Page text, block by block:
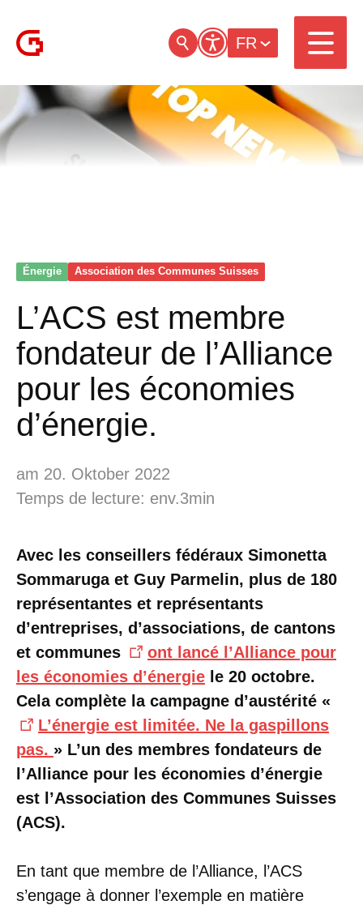
FR
Énergie Association des Communes Suisses
L’ACS est membre
fondateur de l’Alliance
pour les économies
d’énergie.
am 20. Oktober 2022
Temps de lecture: env.3min
Avec les conseillers fédéraux Simonetta
Sommaruga et Guy Parmelin, plus de 180
représentantes et représentants
d’entreprises, d’associations, de cantons
et communes
ont lancé l’Alliance pour
les économies d’énergie le 20 octobre.
Cela complète la campagne d’austérité «
L’énergie est limitée. Ne la gaspillons
pas. » L’un des membres fondateurs de
l’Alliance pour les économies d’énergie
est l’Association des Communes Suisses
(ACS).
En tant que membre de l’Alliance, l’ACS
s’engage à donner l’exemple en matière